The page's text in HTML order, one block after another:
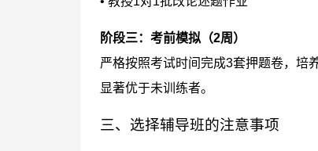
阶段三：考前模拟（2周）
严格按照考试时间完成3套押题卷，培
显著优于未训练者。
三、选择辅导班的注意事项